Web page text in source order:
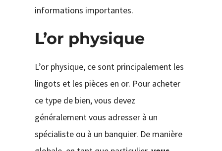
informations importantes.
L’or physique
L’or physique, ce sont principalement les
lingots et les pièces en or. Pour acheter
ce type de bien, vous devez
généralement vous adresser à un
spécialiste ou à un banquier. De manière